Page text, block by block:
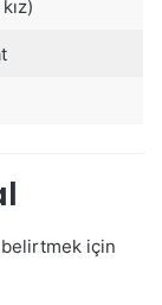
için